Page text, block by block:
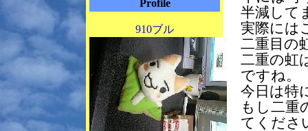
Profile
910ブル
半減して
実際には
二重目の
二重の虹
ですね。
今日は特
もし二重
てくださ